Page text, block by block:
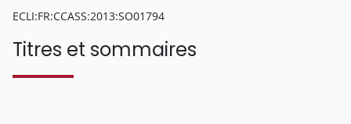
ECLI:FR:CCASS:2013:SO01794
Titres et sommaires